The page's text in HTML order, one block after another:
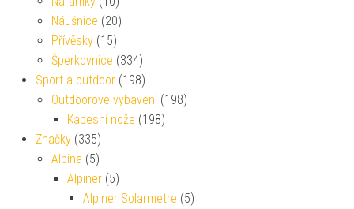
Náušnice (20)
Přívěsky (15)
Šperkovnice (334)
Sport a outdoor (198)
Outdoorové vybavení (198)
Kapesní nože (198)
Značky (335)
Alpina (5)
Alpiner (5)
Alpiner Solarmetre (5)